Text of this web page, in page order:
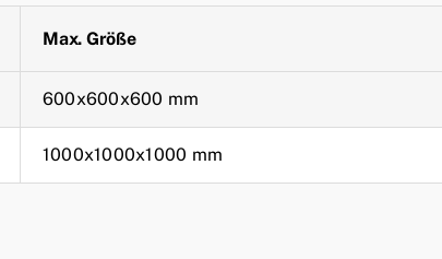
Max. Größe
600x600x600 mm
1000x1000x1000 mm